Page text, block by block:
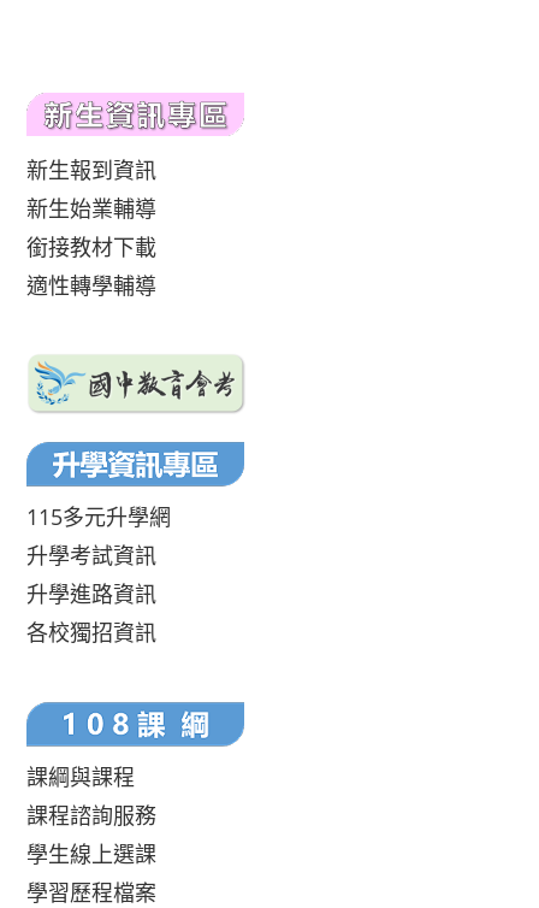
新生報到資訊
新生始業輔導
銜接教材下載
適性轉學輔導
115多元升學網
升學考試資訊
升學進路資訊
各校獨招資訊
課綱與課程
課程諮詢服務
學生線上選課
學習歷程檔案